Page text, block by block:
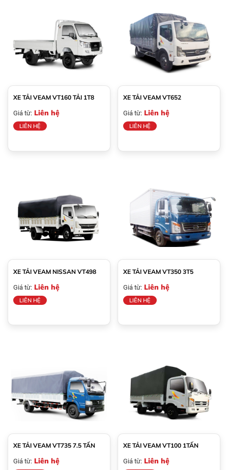
XE TẢI VEAM VT160 TẢI 1T8
Giá từ: Liên hệ
LIÊN HỆ
XE TẢI VEAM VT652
Giá từ: Liên hệ
LIÊN HỆ
XE TẢI VEAM NISSAN VT498
Giá từ: Liên hệ
LIÊN HỆ
XE TẢI VEAM VT350 3T5
Giá từ: Liên hệ
LIÊN HỆ
XE TẢI VEAM VT735 7.5 TẤN
Giá từ: Liên hệ
XE TẢI VEAM VT100 1TẤN
Giá từ: Liên hệ